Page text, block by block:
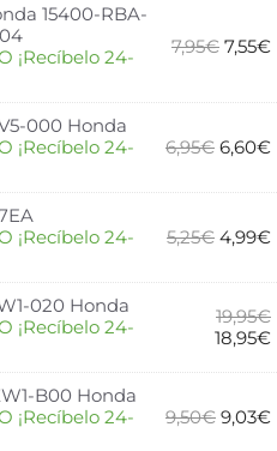
15400-RBA-
¡Recíbelo 24-
7,95€ 7,55€
000 Honda
¡Recíbelo 24-
6,95€ 6,60€
¡Recíbelo 24-
5,25€ 4,99€
020 Honda
¡Recíbelo 24-
19,95€
18,95€
B00 Honda
¡Recíbelo 24-
9,50€ 9,03€